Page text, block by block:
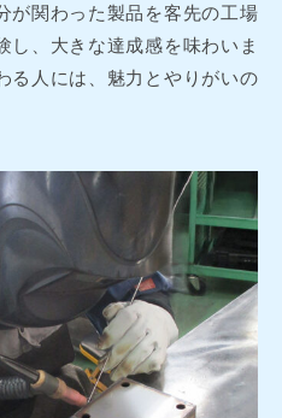
が関わった製品を客先の工場
し、大きな達成感を味わいま
る人には、魅力とやりがいの